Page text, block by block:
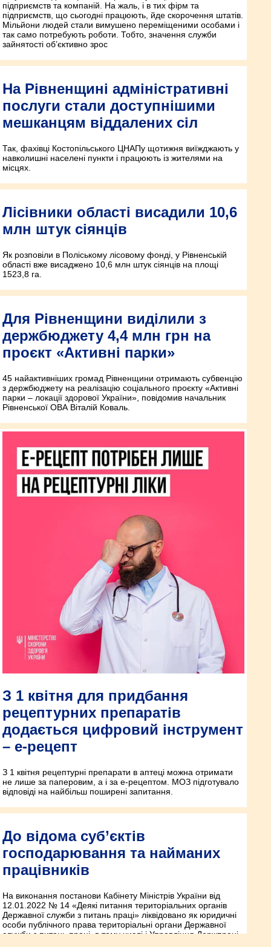
підприємств та компаній. На жаль, і в тих фірм та
підприємств, що сьогодні працюють, йде скорочення штатів.
Мільйони людей стали вимушено переміщеними особами і
так само потребують роботи. Тобто, значення служби
зайнятості об’єктивно зрос
На Рівненщині адміністративні
послуги стали доступнішими
мешканцям віддалених сіл
Так, фахівці Костопільського ЦНАПу щотижня виїжджають у
навколишні населені пункти і працюють із жителями на
місцях.
Лісівники області висадили 10,6
млн штук сіянців
Як розповіли в Поліському лісовому фонді, у Рівненській
області вже висаджено 10,6 млн штук сіянців на площі
1523,8 га.
Для Рівненщини виділили з
держбюджету 4,4 млн грн на
проєкт «Активні парки»
45 найактивніших громад Рівненщини отримають субвенцію
з держбюджету на реалізацію соціального проєкту «Активні
парки – локації здорової України», повідомив начальник
Рівненської ОВА Віталій Коваль.
З 1 квітня для придбання
рецептурних препаратів
додається цифровий інструмент
– е-рецепт
З 1 квітня рецептурні препарати в аптеці можна отримати
не лише за паперовим, а і за е-рецептом. МОЗ підготувало
відповіді на найбільш поширені запитання.
До відома суб’єктів
господарювання та найманих
працівників
На виконання постанови Кабінету Міністрів України від
12.01.2022 № 14 «Деякі питання територіальних органів
Державної служби з питань праці» ліквідовано як юридичні
особи публічного права територіальні органи Державної
служби з питань праці, в тому числі і Управління Держпраці